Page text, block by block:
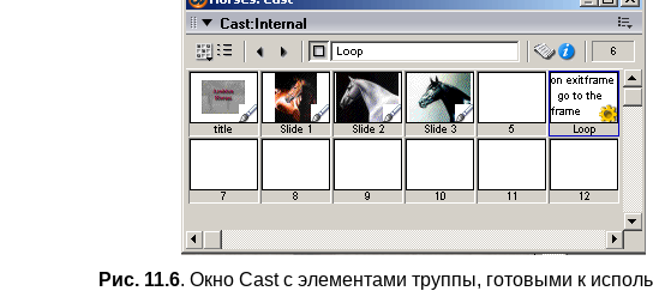
Рис. 11.6. Окно Cast с элементами труппы, готовыми к